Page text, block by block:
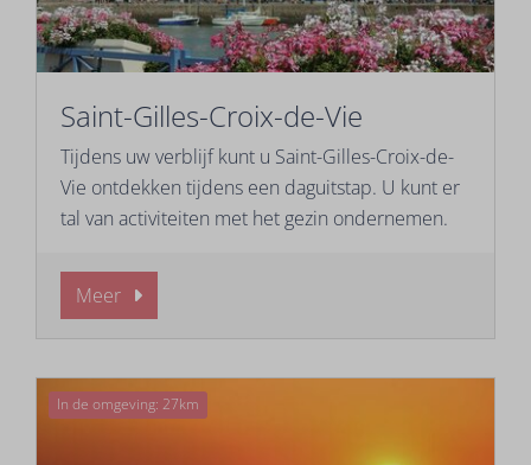
Saint-Gilles-Croix-de-Vie
Tijdens uw verblijf kunt u Saint-Gilles-Croix-de-
Vie ontdekken tijdens een daguitstap. U kunt er
tal van activiteiten met het gezin ondernemen.
Meer
In de omgeving: 27km